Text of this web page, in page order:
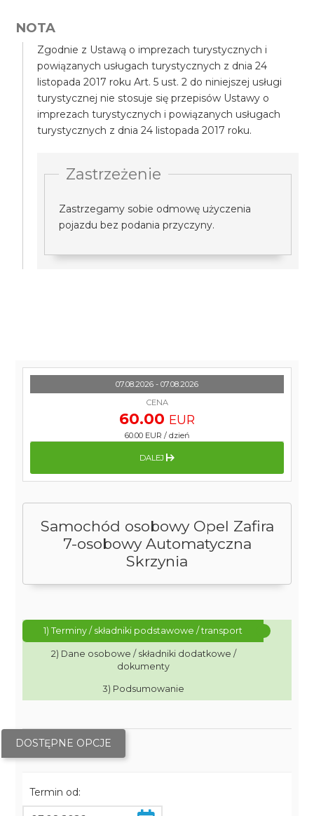
NOTA
Zgodnie z Ustawą o imprezach turystycznych i
powiązanych usługach turystycznych z dnia 24
listopada 2017 roku Art. 5 ust. 2 do niniejszej usługi
turystycznej nie stosuje się przepisów Ustawy o
imprezach turystycznych i powiązanych usługach
turystycznych z dnia 24 listopada 2017 roku.
Zastrzeżenie
Zastrzegamy sobie odmowę użyczenia
pojazdu bez podania przyczyny.
Samochód osobowy Opel Zafira
7-osobowy Automatyczna
Skrzynia
1) Terminy / składniki podstawowe / transport
2) Dane osobowe / składniki dodatkowe /
dokumenty
3) Podsumowanie
DOSTĘPNE OPCJE
Termin od:
07.08.2026 - 07.08.2026
CENA
60.00 EUR
60.00 EUR / dzień
DALEJ